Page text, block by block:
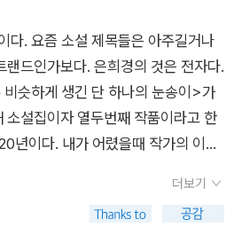
작> [작은 이야기 큰 세상] 작가들
년 기념 작.송기숙 <고향 사람들 >,
팔을 불어라>, 김향숙 <아버지의
고>, 김인숙 <나비의 춤>, 김영현
남희 <사십세>, 최윤 <전쟁들:집
1>, 한창훈 <증인>, 배수아 <마
픈 개>, 이상권 <살구꽃은 소리없
위해 아무리 손을 내밀어도 으르렁
고는 더 깊은 어둠 속으로 들어갔다.
과의 관계에서 상처를 입게 되면 어린
. 나도 상처를 입었구나! 그래서 나에
손을 무는 구나! 그리고 더 깊은 어둠
은희경 작가의 소설 주인공들에게서
의 연약함을 보게 된다. 그리고 그들을
다. 은희경 작가의 작품을 처음 접
즘 소설 제목들은 아주길거나
랜드인가보다. 은희경의 것은 전자다.
슷하게 생긴 단 하나의 눈송이>가
소설집이자 열두번째 작품이라고 한
년이다. 내가 어렸을때 작가의 이름
알아봤다. <아름다움이 나를 멸시
겨줬지만 <새의 선물> 재출간으로
더보기